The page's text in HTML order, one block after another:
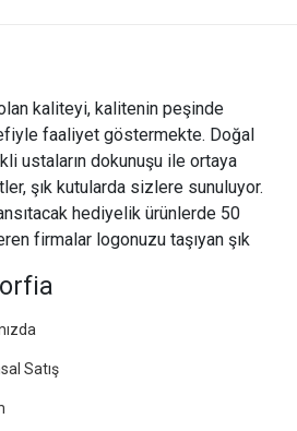
kaliteyi, kalitenin peşinde
faaliyet göstermekte. Doğal
ustaların dokunuşu ile ortaya
şık kutularda sizlere sunuluyor.
hediyelik ürünlerde 50
firmalar logonuzu taşıyan şık
Satış